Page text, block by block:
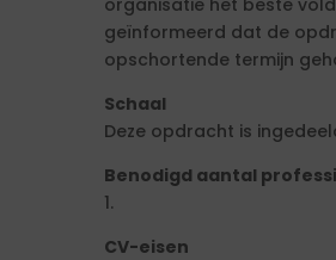
organisatie het beste
geïnformeerd dat de
opschortende termijn
Schaal
Deze opdracht is
Benodigd aantal
1.
CV-eisen